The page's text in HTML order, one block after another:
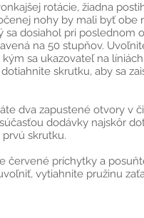
rotácie, žiadna
nohy by mali byť obe
dosiahol pri poslednom
na 50 stupňov.
sa ukazovateľ na
skrutku, aby sa
dva zapustené otvory v
dodávky najskôr
skrutku.
červené príchytky a
vytiahnite pružinu